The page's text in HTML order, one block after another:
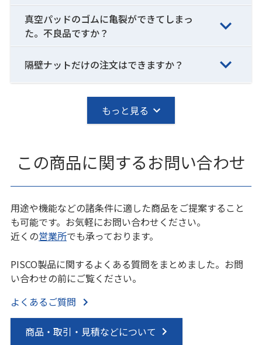
真空パッドのゴムに亀裂ができてしまっ
た。不良品ですか？
隔壁ナットだけの注文はできますか？
もっと見る
この商品に関するお問い合わせ
用途や機能などの諸条件に適した商品をご提案すること
も可能です。お気軽にお問い合わせください。
近くの営業所でも承っております。
PISCO製品に関するよくある質問をまとめました。お問
い合わせの前にご覧ください。
よくあるご質問
商品・取引・見積などについて